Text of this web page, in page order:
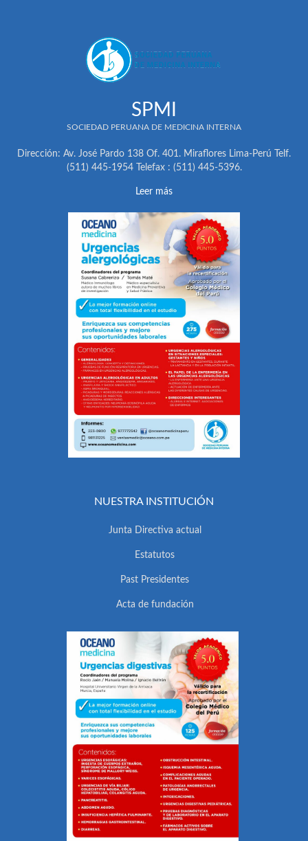
SPMI
SOCIEDAD PERUANA DE MEDICINA INTERNA
Dirección: Av. José Pardo 138 Of. 401. Miraflores Lima-Perú Telf.
(511) 445-1954 Telefax : (511) 445-5396.
Leer más
NUESTRA INSTITUCIÓN
Junta Directiva actual
Estatutos
Past Presidentes
Acta de fundación